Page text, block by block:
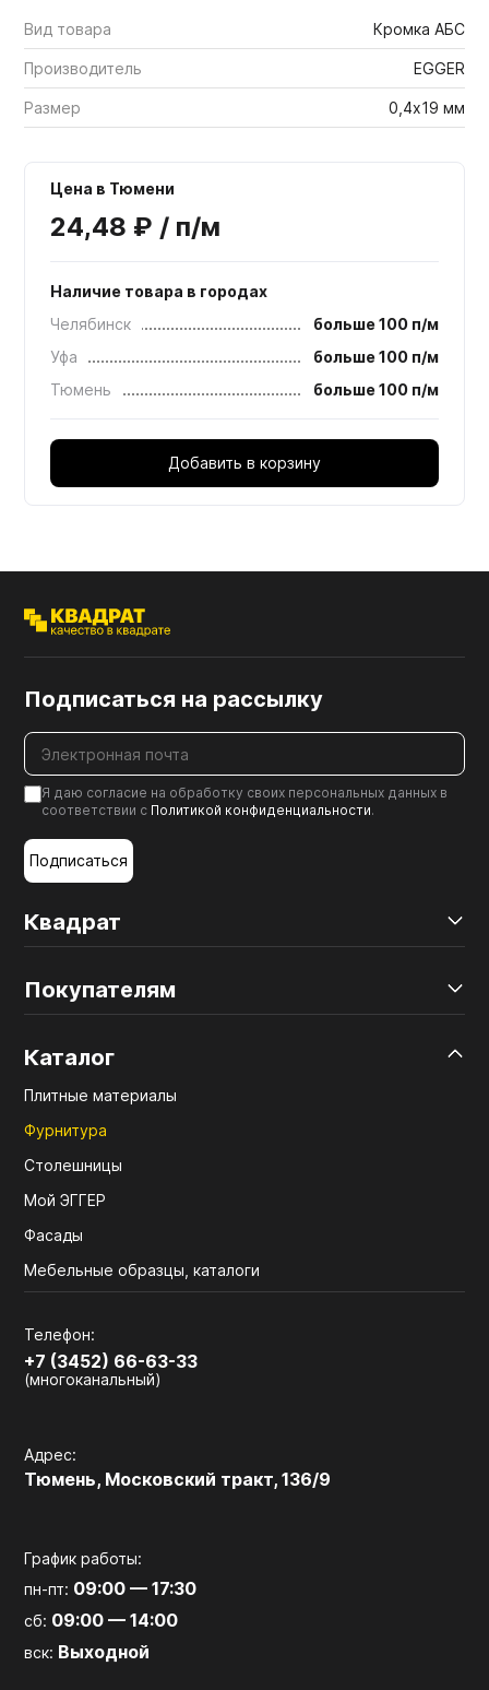
Вид товара Кромка АБС
Производитель EGGER
Размер 0,4х19 мм
Цена в Тюмени
24,48 ₽ / п/м
Наличие товара в городах
Челябинск
больше 100 п/м
Уфа
больше 100 п/м
Тюмень
больше 100 п/м
Добавить в корзину
Квадрат
Покупателям
Каталог
Плитные материалы
Фурнитура
Столешницы
Мой ЭГГЕР
Фасады
Мебельные образцы, каталоги
Телефон:
+7 (3452) 66-63-33
(многоканальный)
Адрес:
Тюмень, Московский тракт, 136/9
График работы:
пн-пт: 09:00 — 17:30
сб: 09:00 — 14:00
вск: Выходной
Подписаться на рассылку
Я даю согласие на обработку своих персональных данных в
соответствии с Политикой конфиденциальности.
Подписаться